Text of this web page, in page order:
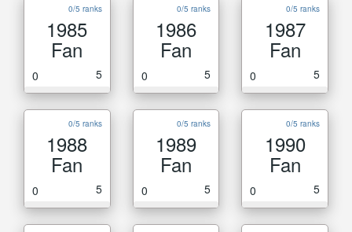
0/5 ranks
1985
Fan
0 5
0/5 ranks
1986
Fan
0 5
0/5 ranks
1987
Fan
0 5
0/5 ranks
1988
Fan
0 5
0/5 ranks
1989
Fan
0 5
0/5 ranks
1990
Fan
0 5